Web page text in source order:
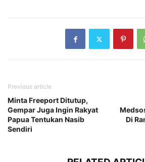
Previous article
Minta Freeport Ditutup,
Gempar Juga Ingin Rakyat
Papua Tentukan Nasib
Sendiri
Di